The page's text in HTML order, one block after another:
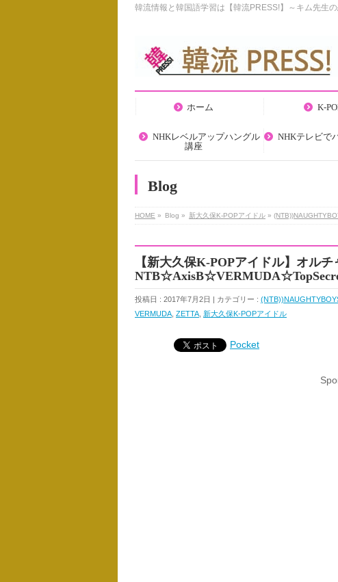
韓流情報と韓国語学習は【韓流PRESS!】～キム先生
ホーム K-
NHKレベルアップハングル
講座
NHKテレビで
Blog
HOME » Blog » 新大久保K-POPアイドル »
【新大久保K-POPアイドル】オル
投稿日 : 2017年7月2日 | カテゴリー :
VERMUDA ZETTA 新大久保K-POPアイドル
Pocket